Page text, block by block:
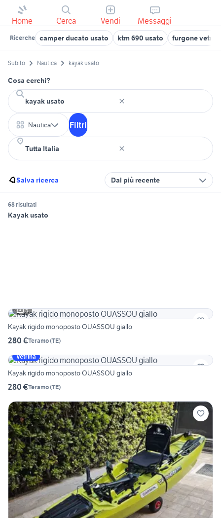
Home Cerca Vendi Messaggi
Ricerche camper ducato usato ktm 690 usato furgone
Subito Nautica kayak usato
Cosa cerchi?
Nautica Filtri
Salva ricerca Dal più recente
68 risultati
Kayak usato
5
Kayak rigido monoposto OUASSOU giallo
280 €Teramo(TE)
Vetrina
Kayak rigido monoposto OUASSOU giallo
280 €Teramo(TE)